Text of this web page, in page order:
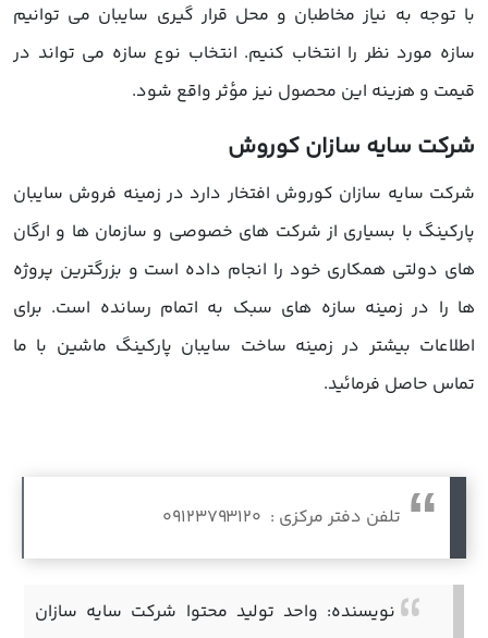
توجه به نیاز مخاطبان و محل قرار گیری سایبان می توانیم
مورد نظر را انتخاب کنیم. انتخاب نوع سازه می تواند در
و هزینه این محصول نیز مؤثر واقع شود.
سایه سازان کوروش
سایه سازان کوروش افتخار دارد در زمینه فروش سایبان
با بسیاری از شرکت های خصوصی و سازمان ها و ارگان
دولتی همکاری خود را انجام داده است و بزرگترین پروژه
را در زمینه سازه های سبک به اتمام رسانده است. برای
بیشتر در زمینه ساخت سایبان پارکینگ ماشین با ما
حاصل فرمائید.
تلفن دفتر مرکزی : 09123793120
نویسنده: واحد تولید محتوا شرکت سایه سازان